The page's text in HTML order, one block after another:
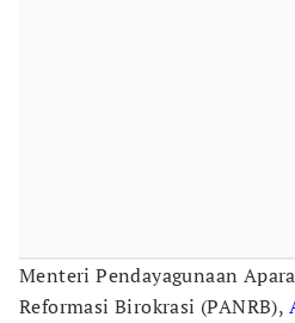
Menteri Pendayagunaan
Reformasi Birokrasi (PANRB),